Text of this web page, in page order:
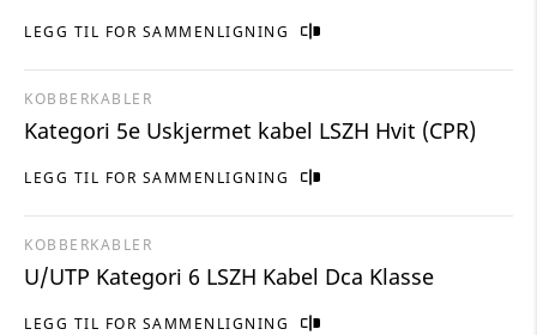
LEGG TIL FOR SAMMENLIGNING
LEGG TIL FOR SAMMENLIGNING
KOBBERKABLER
Kategori 5e Uskjermet kabel LSZH Hvit (CPR)
LEGG TIL FOR SAMMENLIGNING
KOBBERKABLER
U/UTP Kategori 6 LSZH Kabel Dca Klasse